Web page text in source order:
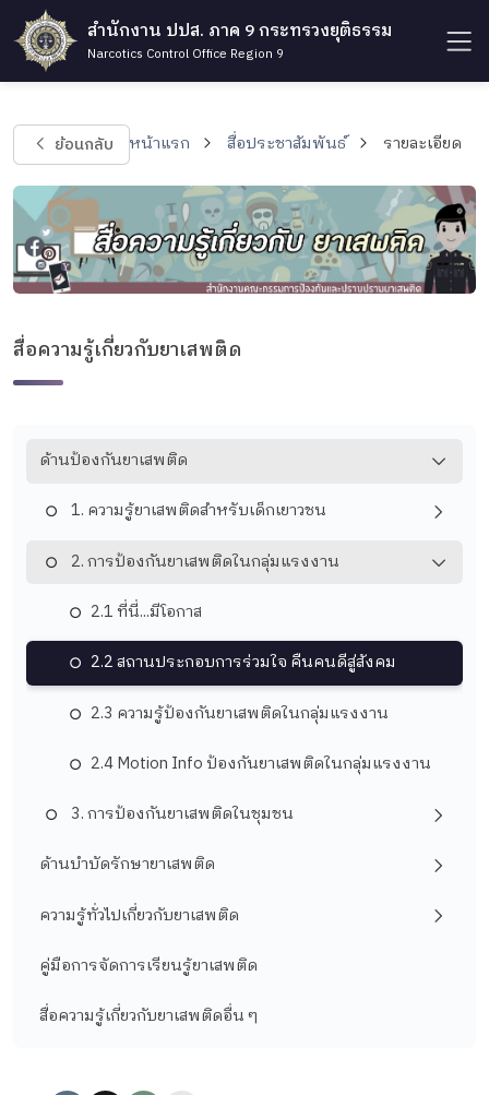
สำนักงาน ปปส. ภาค 9 กระทรวงยุติธรรม
Narcotics Control Office Region 9
ย้อนกลับ หน้าแรก สื่อประชาสัมพันธ์ รายละเอียด
สื่อความรู้เกี่ยวกับยาเสพติด
ด้านป้องกันยาเสพติด
1. ความรู้ยาเสพติดสำหรับเด็กเยาวชน
2. การป้องกันยาเสพติดในกลุ่มแรงงาน
2.1 ที่นี่...มีโอกาส
2.2 สถานประกอบการร่วมใจ คืนคนดีสู่สังคม
2.3 ความรู้ป้องกันยาเสพติดในกลุ่มแรงงาน
2.4 Motion Info ป้องกันยาเสพติดในกลุ่มแรงงาน
3. การป้องกันยาเสพติดในชุมชน
ด้านบำบัดรักษายาเสพติด
ความรู้ทั่วไปเกี่ยวกับยาเสพติด
คู่มือการจัดการเรียนรู้ยาเสพติด
สื่อความรู้เกี่ยวกับยาเสพติดอื่น ๆ